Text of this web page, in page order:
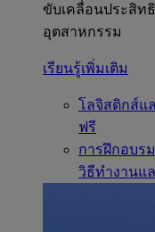
ขับเคลื่อนประสิท
อุตสาหกรรม
เรียนรู้เพิ่มเติม
โลจิสติกส์แ
ฟรี
การฝึกอบร
วิธีทำงานแ